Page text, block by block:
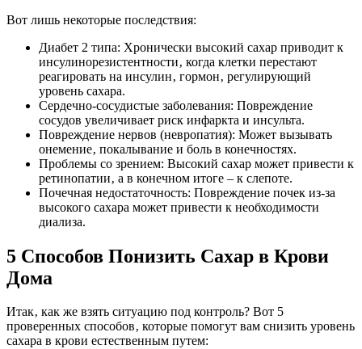
Вот лишь некоторые последствия:
Диабет 2 типа: Хронически высокий сахар приводит к
инсулинорезистентности‚ когда клетки перестают
реагировать на инсулин‚ гормон‚ регулирующий
уровень сахара.
Сердечно-сосудистые заболевания: Повреждение
сосудов увеличивает риск инфаркта и инсульта.
Повреждение нервов (невропатия): Может вызывать
онемение‚ покалывание и боль в конечностях.
Проблемы со зрением: Высокий сахар может привести к
ретинопатии‚ а в конечном итоге – к слепоте.
Почечная недостаточность: Повреждение почек из-за
высокого сахара может привести к необходимости
диализа.
5 Способов Понизить Сахар в Крови
Дома
Итак‚ как же взять ситуацию под контроль? Вот 5
проверенных способов‚ которые помогут вам снизить уровень
сахара в крови естественным путем: